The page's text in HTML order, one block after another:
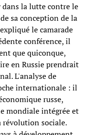
dans la lutte contre le
sa conception de la
le camarade
conférence, il
que quiconque,
en Russie prendrait
L'analyse de
internationale : il
russe,
mondiale intégrée et
sociale.